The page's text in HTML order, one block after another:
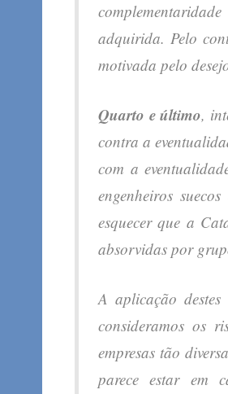
adquirida. Pelo
motivada pelo
Quarto e último,
contra a
com a
engenheiros
esquecer que a
absorvidas por
A aplicação
consideramos os
empresas tão
parece estar em